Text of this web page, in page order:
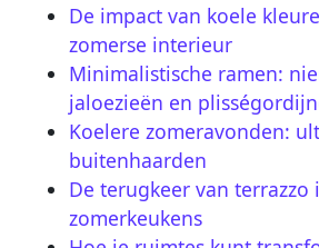
De impact van koele
zomerse interieur
Minimalistische ramen:
jaloezieën en
Koelere zomeravonden:
buitenhaarden
De terugkeer van terrazzo
zomerkeukens